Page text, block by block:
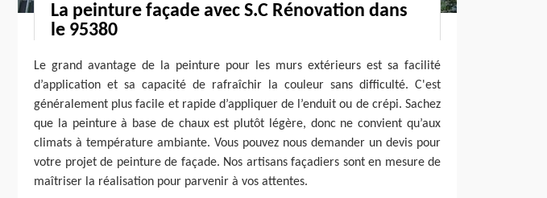
La peinture façade avec S.C Rénovation dans
le 95380
Le grand avantage de la peinture pour les murs extérieurs est sa facilité
d’application et sa capacité de rafraîchir la couleur sans difficulté. C'est
généralement plus facile et rapide d’appliquer de l’enduit ou de crépi. Sachez
que la peinture à base de chaux est plutôt légère, donc ne convient qu’aux
climats à température ambiante. Vous pouvez nous demander un devis pour
votre projet de peinture de façade. Nos artisans façadiers sont en mesure de
maîtriser la réalisation pour parvenir à vos attentes.